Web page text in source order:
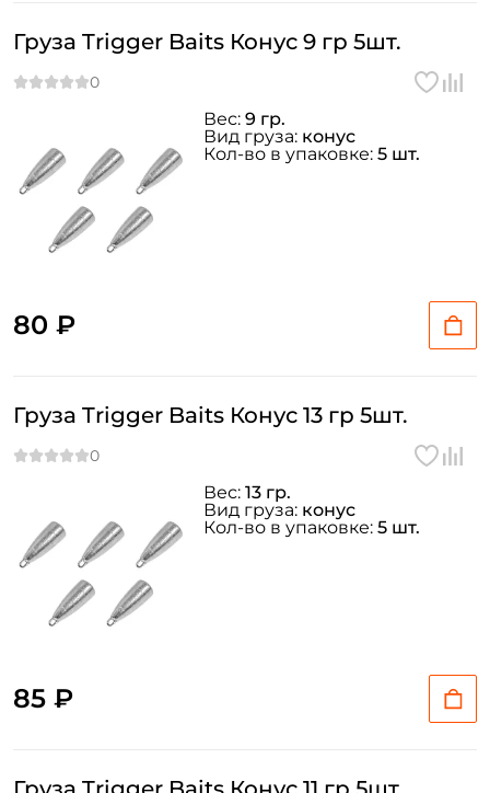
Груза Trigger Baits Конус 9 гр 5шт.
80 ₽
Вес: 9 гр.
Вид груза: конус
Кол-во в упаковке: 5 шт.
Груза Trigger Baits Конус 13 гр 5шт.
85 ₽
Вес: 13 гр.
Вид груза: конус
Кол-во в упаковке: 5 шт.
Email: *
Номер телефона: *
Придумайте пароль: *